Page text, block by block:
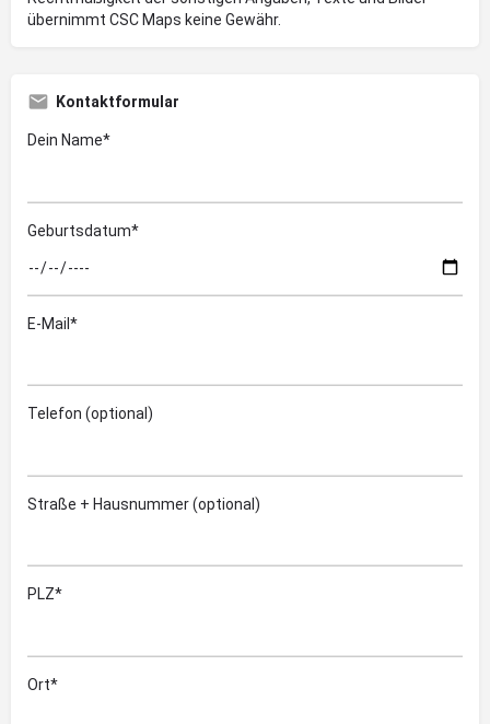
übernimmt CSC Maps keine Gewähr.
Kontaktformular
Dein Name*
Geburtsdatum*
E-Mail*
Telefon (optional)
Straße + Hausnummer (optional)
PLZ*
Ort*